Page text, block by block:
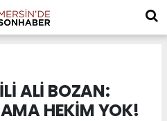
ALİ BOZAN:
HEKİM YOK!